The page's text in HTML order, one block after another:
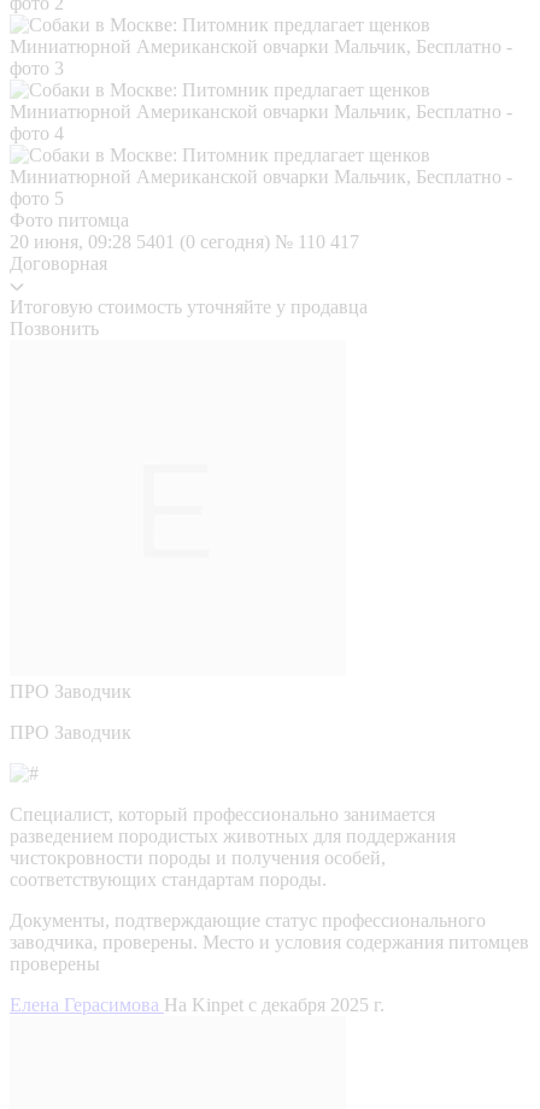
Фото питомца
20 июня, 09:28 5401 (0 сегодня) № 110 417
Договорная
Итоговую стоимость уточняйте у продавца
Позвонить
ПРО Заводчик
ПРО Заводчик
Специалист, который профессионально занимается
разведением породистых животных для поддержания
чистокровности породы и получения особей,
соответствующих стандартам породы.
Документы, подтверждающие статус профессионального
заводчика, проверены. Место и условия содержания питомцев
проверены
Елена Герасимова На Kinpet c декабря 2025 г.